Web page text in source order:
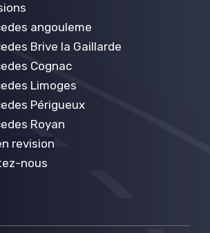
angouleme
Brive la Gaillarde
Cognac
Limoges
Périgueux
Royan
revision
nous